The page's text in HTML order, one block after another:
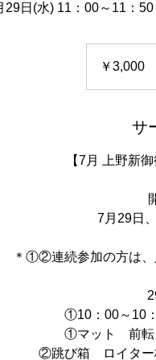
29日(水) 11：00～11：
￥3,000
サ
【​7月 上野新
​7月​29日
＊①②連続参加の方は、
①10：00～10
①マット 前転
②跳び箱 ロイター